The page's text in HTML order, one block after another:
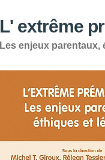
L' extrême
Les enjeux parentaux,